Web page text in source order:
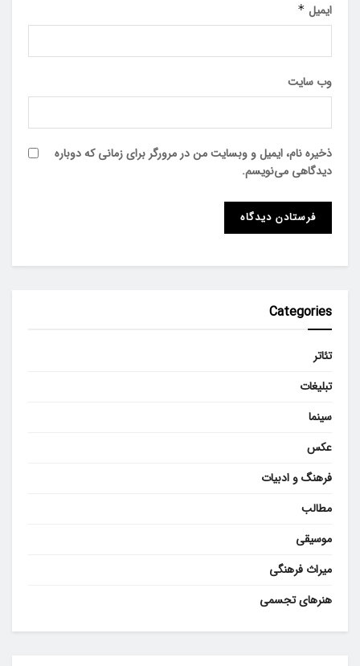
ایمیل *
وب‌ سایت
ذخیره نام، ایمیل و وبسایت من در مرورگر برای زمانی که دوباره
دیدگاهی می‌نویسم.
Categories
تئاتر
تبلیغات
سینما
عکس
فرهنگ و ادبیات
مطالب
موسیقی
میراث فرهنگی
هنرهای تجسمی